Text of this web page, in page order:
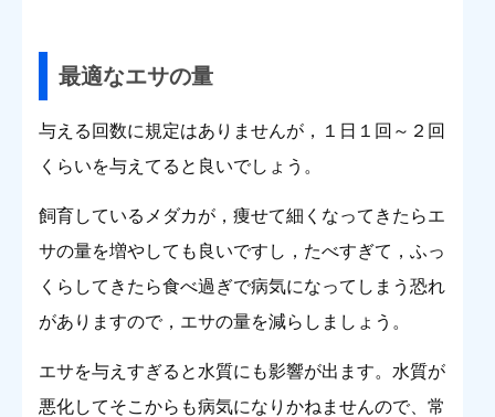
最適なエサの量
与える回数に規定はありませんが，１日１回～２回
くらいを与えてると良いでしょう。
飼育しているメダカが，痩せて細くなってきたらエ
サの量を増やしても良いですし，たべすぎて，ふっ
くらしてきたら食べ過ぎで病気になってしまう恐れ
がありますので，エサの量を減らしましょう。
エサを与えすぎると水質にも影響が出ます。水質が
悪化してそこからも病気になりかねませんので、常